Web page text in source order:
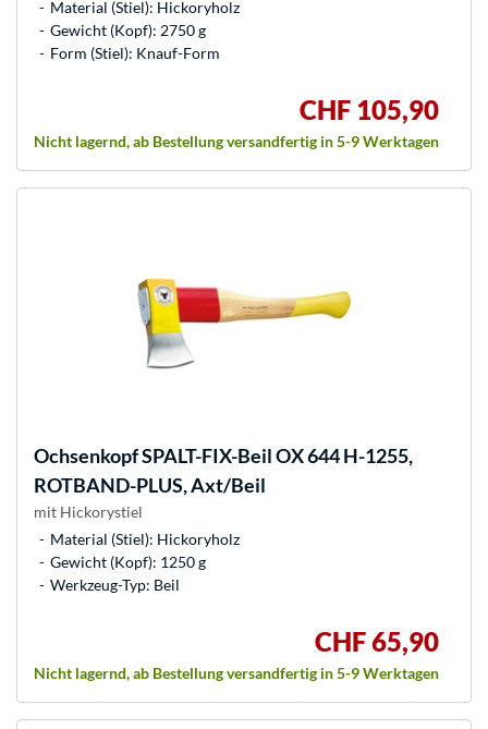
Material (Stiel): Hickoryholz
Gewicht (Kopf): 2750 g
Form (Stiel): Knauf-Form
CHF 105,90
Nicht lagernd, ab Bestellung versandfertig in 5-9 Werktagen
OchsenkopfSPALT-FIX-Beil OX 644 H-1255,
ROTBAND-PLUS, Axt/Beil
mit Hickorystiel
Material (Stiel): Hickoryholz
Gewicht (Kopf): 1250 g
Werkzeug-Typ: Beil
CHF 65,90
Nicht lagernd, ab Bestellung versandfertig in 5-9 Werktagen